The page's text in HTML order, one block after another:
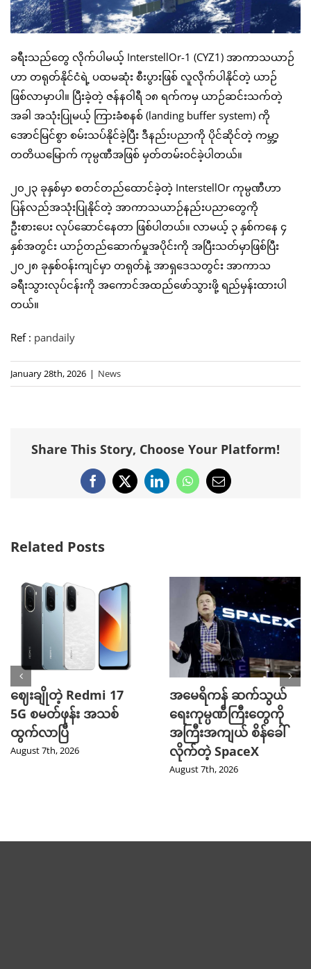
ခရီးသည်တွေ လိုက်ပါမယ့် InterstellOr-1 (CYZ1) အာကာသယာဉ်
ဟာ တရုတ်နိုင်ငံရဲ့ ပထမဆုံး စီးပွားဖြစ် လူလိုက်ပါနိုင်တဲ့ ယာဉ်
ဖြစ်လာမှာပါ။ ပြီးခဲ့တဲ့ ဇန်နဝါရီ ၁၈ ရက်ကမှ ယာဉ်ဆင်းသက်တဲ့
အခါ အသုံးပြုမယ့် ကြားခံစနစ် (landing buffer system) ကို
အောင်မြင်စွာ စမ်းသပ်နိုင်ခဲ့ပြီး ဒီနည်းပညာကို ပိုင်ဆိုင်တဲ့ ကမ္ဘာ့
တတိယမြောက် ကုမ္ပဏီအဖြစ် မှတ်တမ်းဝင်ခဲ့ပါတယ်။
၂၀၂၃ ခုနှစ်မှာ စတင်တည်ထောင်ခဲ့တဲ့ InterstellOr ကုမ္ပဏီဟာ
ပြန်လည်အသုံးပြုနိုင်တဲ့ အာကာသယာဉ်နည်းပညာတွေကို
ဦးစားပေး လုပ်ဆောင်နေတာ ဖြစ်ပါတယ်။ လာမယ့် ၃ နှစ်ကနေ ၄
နှစ်အတွင်း ယာဉ်တည်ဆောက်မှုအပိုင်းကို အပြီးသတ်မှာဖြစ်ပြီး
၂၀၂၈ ခုနှစ်ဝန်းကျင်မှာ တရုတ်နဲ့ အာရှဒေသတွင်း အာကာသ
ခရီးသွားလုပ်ငန်းကို အကောင်အထည်ဖော်သွားဖို့ ရည်မှန်းထားပါ
တယ်။
Ref : pandaily
January 28th, 2026 | News
Share This Story, Choose Your Platform!
Facebook
X LinkedInWhatsApp
Email
Related Posts
ဈေးချိုတဲ့ Redmi 17
5G စမတ်ဖုန်း အသစ်
ထွက်လာပြီ
August 7th, 2026
အမေရိကန် ဆက်သွယ်
ရေးကုမ္ပဏီကြီးတွေကို
အကြီးအကျယ် စိန်ခေါ်
လိုက်တဲ့ SpaceX
August 7th, 2026